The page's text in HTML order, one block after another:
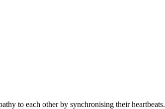
to each other by synchronising their heartbeats.